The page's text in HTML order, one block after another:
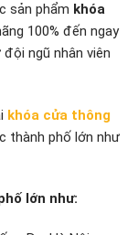
sản phẩm khóa
100% đến ngay
ngũ nhân viên
khóa cửa thông
thành phố lớn như
lớn như: